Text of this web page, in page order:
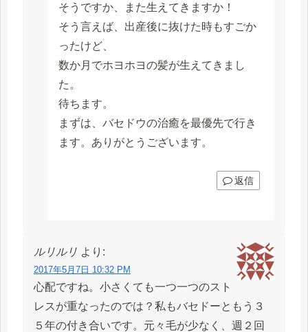
そうですか、また生えてきますか！
そう言えば、出産後に抜けた時もすごか
ったけど、
数か月でホヨホヨの髪が生えてきまし
た。
待ちます。
まずは、バセドウの治癒を最優先で行き
ます。ありがとうございます。
返信
ルリルリ より:
2017年5月7日 10:32 PM
心配ですね。小さくても一つ一つのスト
レスが重なったのでは？私もバセドーともう３
５年の付き合いです。元々毛が少なく、週２回